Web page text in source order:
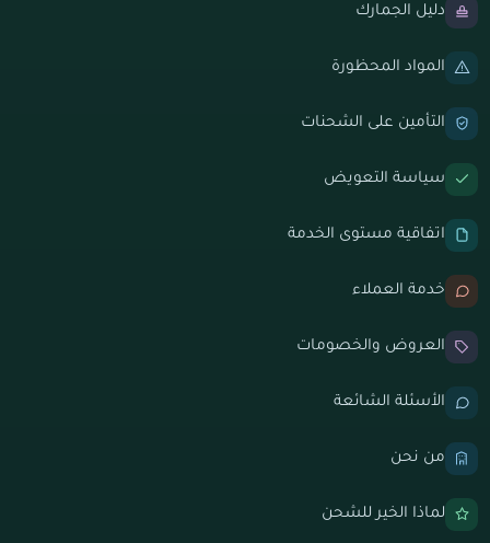
دليل الجمارك
المواد المحظورة
التأمين على الشحنات
سياسة التعويض
اتفاقية مستوى الخدمة
خدمة العملاء
العروض والخصومات
الأسئلة الشائعة
من نحن
لماذا الخير للشحن